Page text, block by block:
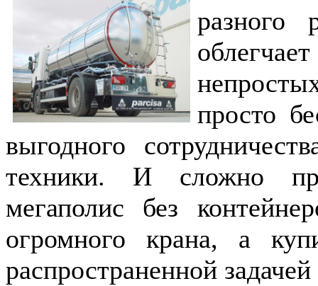
разного
просто
выгодного
техники. И сложно
мегаполис без
огромного крана, а
распространенной